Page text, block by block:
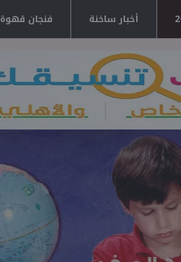
أخبار ساخنة فنجان قهوة